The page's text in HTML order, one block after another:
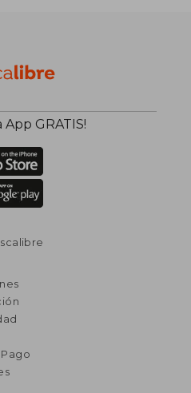
45%
App GRATIS!